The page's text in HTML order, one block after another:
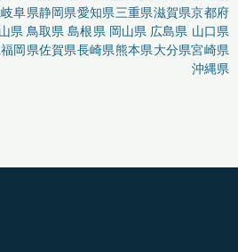
岐阜県静岡県愛知県三重県滋賀県京都府
県 鳥取県 島根県 岡山県 広島県 山口県
福岡県佐賀県長崎県熊本県大分県宮崎県
沖縄県